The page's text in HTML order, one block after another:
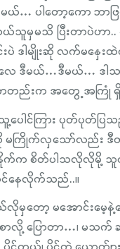
ဒီမယ်… ပါတော့ကော ဘာ
ယ်သူမှမသိ ပြီးတာပဲဟ
ပဲ ဒါမျိုးဆို လက်မနှေး
ေ ဒီမယ်…ဒီမယ်… ဒါသ
ကတည်းက အတွေ့အကြုံ ရှိ
ပေါင်ကြား ပုတ်ပုတ်ပြသ
မကြိုက်လှသော်လည်း ဒီ
က်က စိတ်ပါသလိုလိုမို့ သူပ
င်နေလိုက်သည်..။
တော့ မအောင်းမေ့နဲ့န
စာလို့ ပြောတာ…၊ မသက်